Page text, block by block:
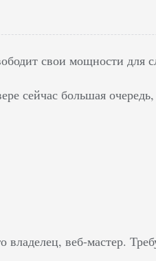
свои мощности для
сейчас большая
веб-мастер.